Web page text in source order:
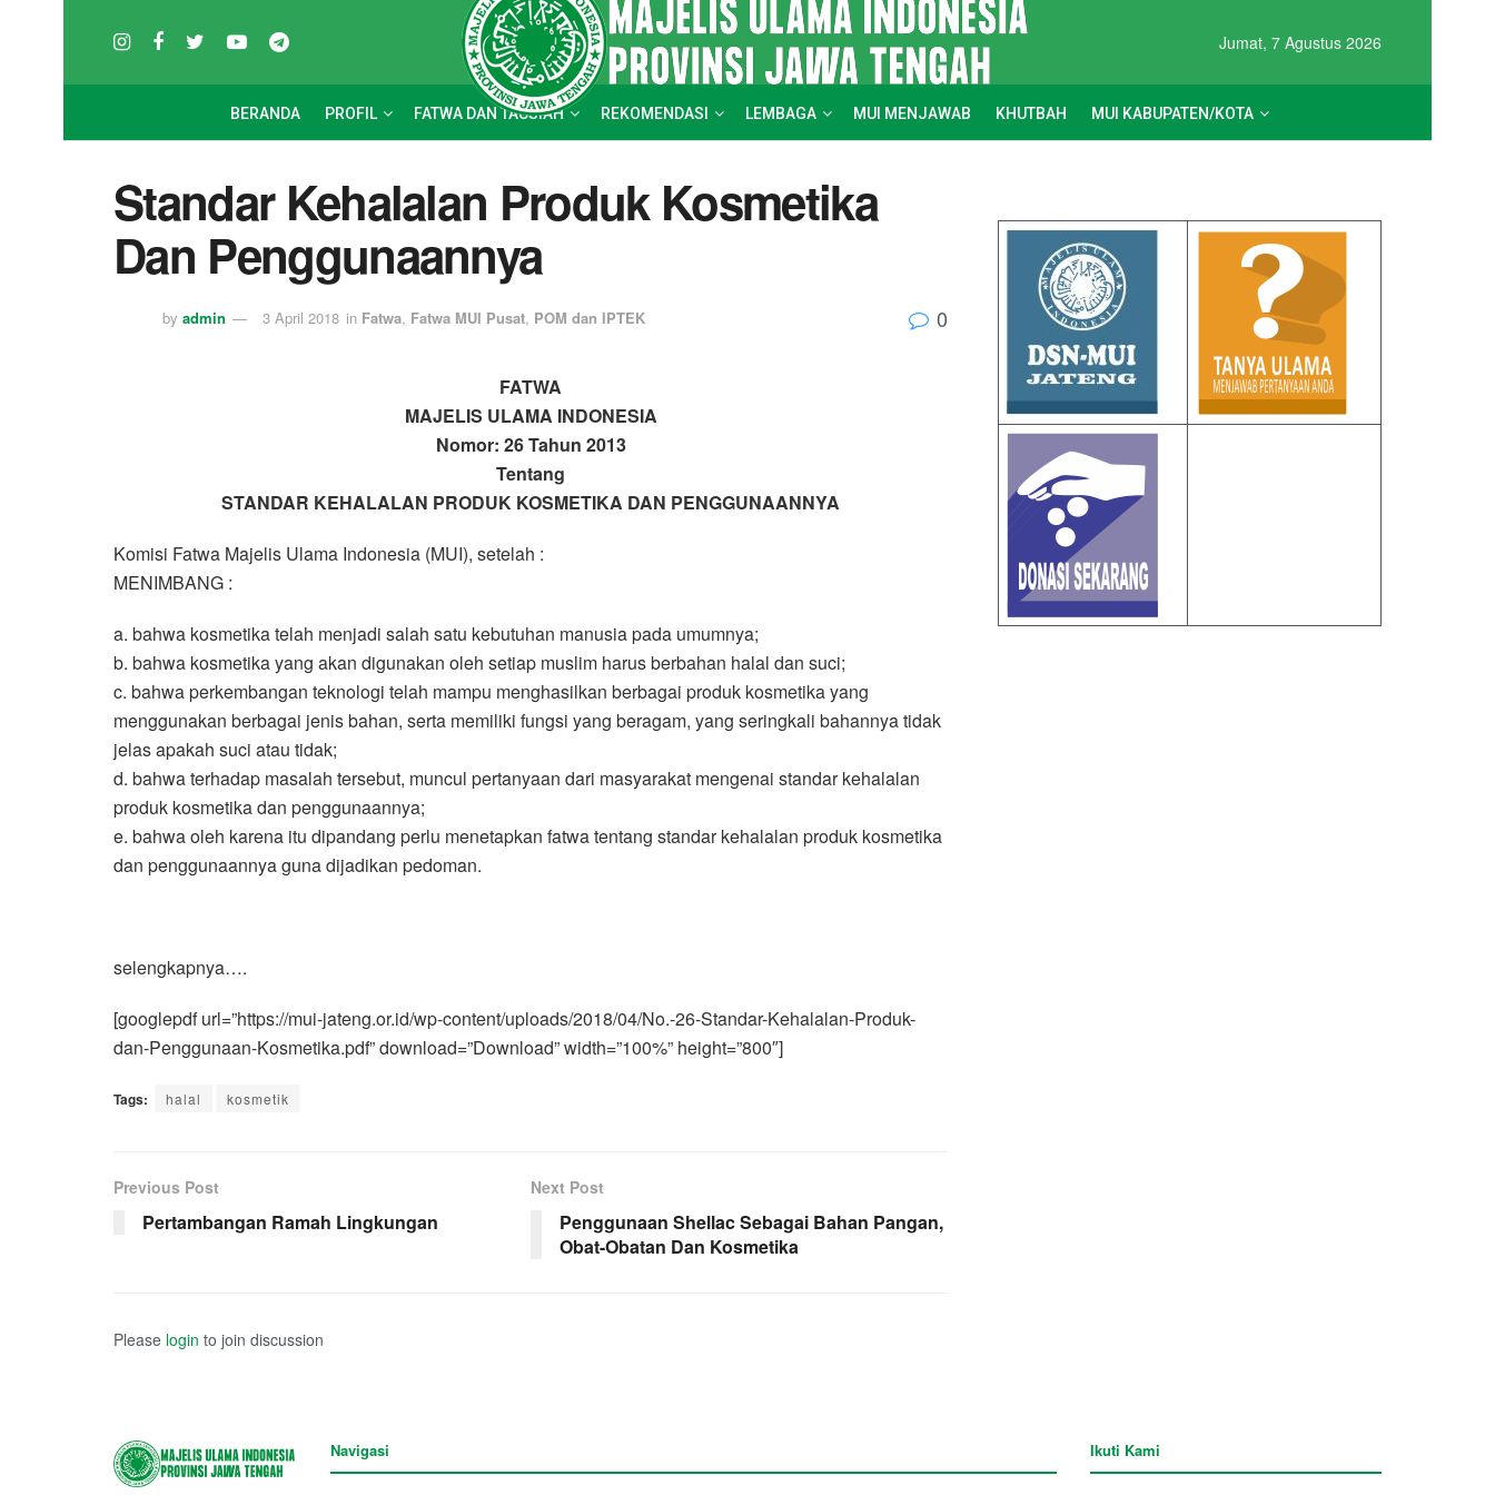
Jumat, 7 Agustus 2026
BERANDA PROFIL FATWA DAN TAUSIAH REKOMENDASI LEMBAGA MUI MENJAWAB KHUTBAH MUI KABUPATEN/KOTA
Standar Kehalalan Produk Kosmetika
Dan Penggunaannya
by admin 3 April 2018 in Fatwa, Fatwa MUI Pusat, POM dan IPTEK 0
FATWA
MAJELIS ULAMA INDONESIA
Nomor: 26 Tahun 2013
Tentang
STANDAR KEHALALAN PRODUK KOSMETIKA DAN PENGGUNAANNYA
Komisi Fatwa Majelis Ulama Indonesia (MUI), setelah :
MENIMBANG :
a. bahwa kosmetika telah menjadi salah satu kebutuhan manusia pada umumnya;
b. bahwa kosmetika yang akan digunakan oleh setiap muslim harus berbahan halal dan suci;
c. bahwa perkembangan teknologi telah mampu menghasilkan berbagai produk kosmetika yang
menggunakan berbagai jenis bahan, serta memiliki fungsi yang beragam, yang seringkali bahannya tidak
jelas apakah suci atau tidak;
d. bahwa terhadap masalah tersebut, muncul pertanyaan dari masyarakat mengenai standar kehalalan
produk kosmetika dan penggunaannya;
e. bahwa oleh karena itu dipandang perlu menetapkan fatwa tentang standar kehalalan produk kosmetika
dan penggunaannya guna dijadikan pedoman.
selengkapnya….
[googlepdf url=”https://mui-jateng.or.id/wp-content/uploads/2018/04/No.-26-Standar-Kehalalan-Produk-
dan-Penggunaan-Kosmetika.pdf” download=”Download” width=”100%” height=”800″]
Tags: halal kosmetik
Previous Post
Pertambangan Ramah Lingkungan
Next Post
Penggunaan Shellac Sebagai Bahan Pangan,
Obat-Obatan Dan Kosmetika
Please login to join discussion
Navigasi Ikuti Kami